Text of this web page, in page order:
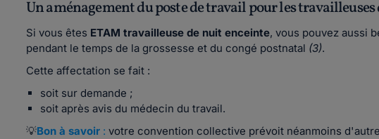
Un aménagement du poste de travail pour les
Si vous êtes ETAM travailleuse de nuit enceinte, vous pouvez aussi
pendant le temps de la grossesse et du congé postnatal (3).
Cette affectation se fait :
soit sur demande ;
soit après avis du médecin du travail.
💡Bon à savoir : votre convention collective prévoit néanmoins